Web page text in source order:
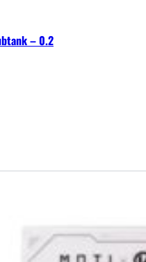
– 0.2